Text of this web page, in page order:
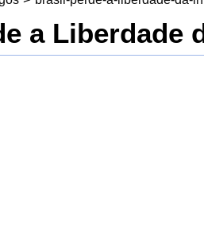
a Liberdade